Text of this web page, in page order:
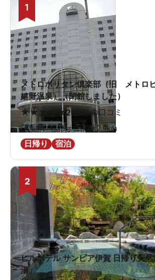
1
メトロポリタン倶楽部（旧 メトロ
嬉野温泉）（閉館しました）
★★ ★★★2.8
9件の口コミ
三重県 / 松阪 / 井関駅2.9km
日帰り
宿泊
2
ヒルホテル サンピア伊賀 日帰り天然
湯」